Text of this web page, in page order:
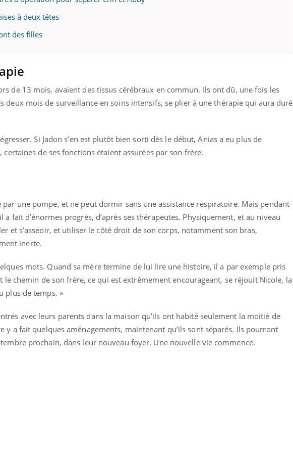
à deux têtes
des filles
de 13 mois, avaient des tissus cérébraux en commun. Ils ont dû, une fois les
deux mois de surveillance en soins intensifs, se plier à une thérapie qui aura duré
Si Jadon s’en est plutôt bien sorti dès le début, Anias a eu plus de
de ses fonctions étaient assurées par son frère.
une pompe, et ne peut dormir sans une assistance respiratoire. Mais pendant
fait d’énormes progrès, d’après ses thérapeutes. Physiquement, et au niveau
et s’asseoir, et utiliser le côté droit de son corps, notamment son bras,
inerte.
mots. Quand sa mère termine de lui lire une histoire, il a par exemple pris
le chemin de son frère, ce qui est extrêmement encourageant, se réjouit Nicole, la
plus de temps. »
avec leurs parents dans la maison qu’ils ont habité seulement la moitié de
y a fait quelques aménagements, maintenant qu’ils sont séparés. Ils pourront
prochain, dans leur nouveau foyer. Une nouvelle vie commence.